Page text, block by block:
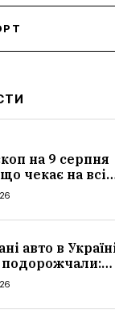
на 9 серпня
чекає на всі
авто в
подорожчали:
які машини